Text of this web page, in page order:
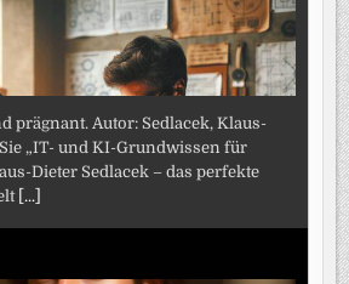
prägnant. Autor: Sedlacek, Klaus-
„IT- und KI-Grundwissen für
Dieter Sedlacek – das perfekte
[...]